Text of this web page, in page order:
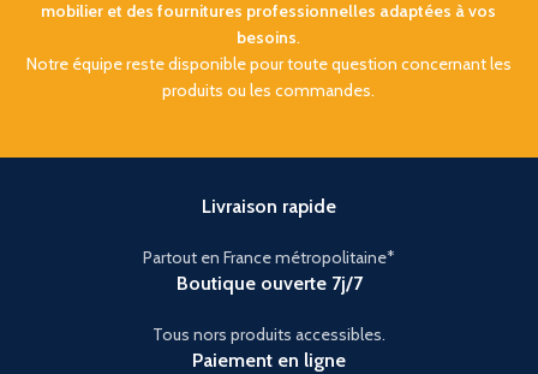
mobilier et des fournitures professionnelles adaptées à vos
besoins.
Notre équipe reste disponible pour toute question concernant les
produits ou les commandes.
Livraison rapide
Partout en France métropolitaine*
Boutique ouverte 7j/7
Tous nors produits accessibles.
Paiement en ligne